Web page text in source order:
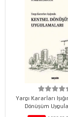
Yargı Kararları
Dönüşüm